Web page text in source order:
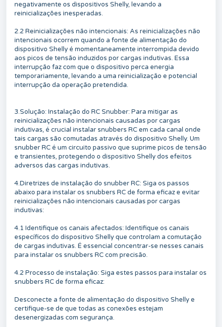
negativamente os dispositivos Shelly, levando a
reinicializações inesperadas.
2.2 Reinicializações não intencionais: As reinicializações não
intencionais ocorrem quando a fonte de alimentação do
dispositivo Shelly é momentaneamente interrompida devido
aos picos de tensão induzidos por cargas indutivas. Essa
interrupção faz com que o dispositivo perca energia
temporariamente, levando a uma reinicialização e potencial
interrupção da operação pretendida.
3.Solução: Instalação do RC Snubber: Para mitigar as
reinicializações não intencionais causadas por cargas
indutivas, é crucial instalar snubbers RC em cada canal onde
tais cargas são comutadas através do dispositivo Shelly. Um
snubber RC é um circuito passivo que suprime picos de tensão
e transientes, protegendo o dispositivo Shelly dos efeitos
adversos das cargas indutivas.
4.Diretrizes de instalação do snubber RC: Siga os passos
abaixo para instalar os snubbers RC de forma eficaz e evitar
reinicializações não intencionais causadas por cargas
indutivas:
4.1 Identifique os canais afectados: Identifique os canais
específicos do dispositivo Shelly que controlam a comutação
de cargas indutivas. É essencial concentrar-se nesses canais
para instalar os snubbers RC com precisão.
4.2 Processo de instalação: Siga estes passos para instalar os
snubbers RC de forma eficaz:
Desconecte a fonte de alimentação do dispositivo Shelly e
certifique-se de que todas as conexões estejam
desenergizadas com segurança.